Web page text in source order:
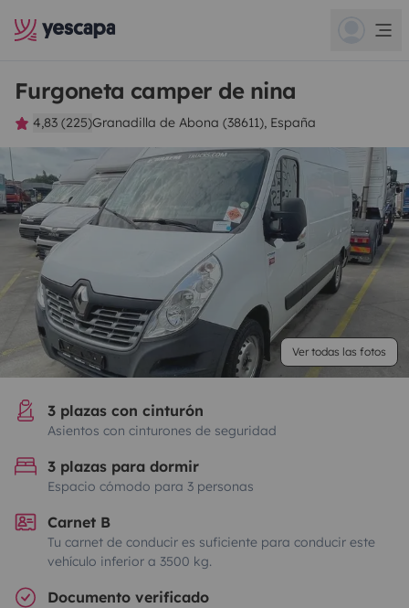
Furgoneta camper de nina
4,83 (225)Granadilla de Abona (38611), España
Ver todas las fotos
3 plazas con cinturón
Asientos con cinturones de seguridad
3 plazas para dormir
Espacio cómodo para 3 personas
Carnet B
Tu carnet de conducir es suficiente para conducir este
vehículo inferior a 3500 kg.
Documento verificado